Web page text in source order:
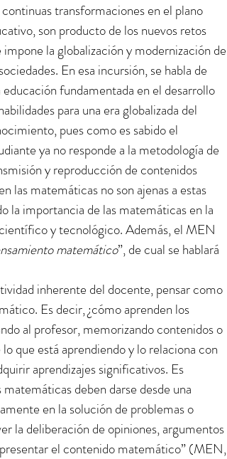
continuas transformaciones en el plano
son producto de los nuevos retos
impone la globalización y modernización de
En esa incursión, se habla de
educación fundamentada en el desarrollo
para una era globalizada del
pues como es sabido el
ya no responde a la metodología de
y reproducción de contenidos
las matemáticas no son ajenas a estas
la importancia de las matemáticas en la
y tecnológico. Además, el MEN
matemático”, de cual se hablará
inherente del docente, pensar como
Es decir, ¿cómo aprenden los
al profesor, memorizando contenidos o
que está aprendiendo y lo relaciona con
aprendizajes significativos. Es
deben darse desde una
en la solución de problemas o
la deliberación de opiniones, argumentos
el contenido matemático” (MEN,